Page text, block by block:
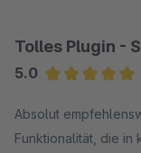
Tolles Plugin -
5.0
Absolut
Funktionalität, die in